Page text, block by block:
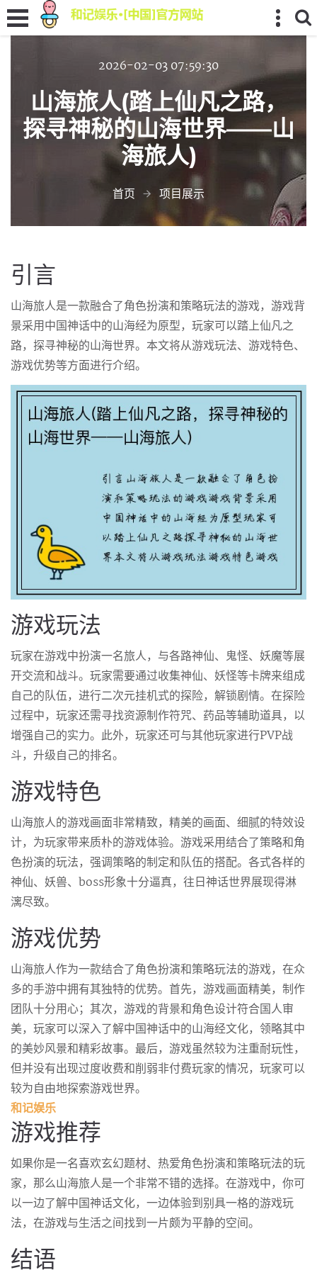
2026-02-03 07:59:30
山海旅人(踏上仙凡之路，
探寻神秘的山海世界——山
海旅人)
首页 项目展示
引言
山海旅人是一款融合了角色扮演和策略玩法的游戏，游戏背
景采用中国神话中的山海经为原型，玩家可以踏上仙凡之
路，探寻神秘的山海世界。本文将从游戏玩法、游戏特色、
游戏优势等方面进行介绍。
游戏玩法
玩家在游戏中扮演一名旅人，与各路神仙、鬼怪、妖魔等展
开交流和战斗。玩家需要通过收集神仙、妖怪等卡牌来组成
自己的队伍，进行二次元挂机式的探险，解锁剧情。在探险
过程中，玩家还需寻找资源制作符咒、药品等辅助道具，以
增强自己的实力。此外，玩家还可与其他玩家进行PVP战
斗，升级自己的排名。
游戏特色
山海旅人的游戏画面非常精致，精美的画面、细腻的特效设
计，为玩家带来质朴的游戏体验。游戏采用结合了策略和角
色扮演的玩法，强调策略的制定和队伍的搭配。各式各样的
神仙、妖兽、boss形象十分逼真，往日神话世界展现得淋
漓尽致。
游戏优势
山海旅人作为一款结合了角色扮演和策略玩法的游戏，在众
多的手游中拥有其独特的优势。首先，游戏画面精美，制作
团队十分用心；其次，游戏的背景和角色设计符合国人审
美，玩家可以深入了解中国神话中的山海经文化，领略其中
的美妙风景和精彩故事。最后，游戏虽然较为注重耐玩性，
但并没有出现过度收费和削弱非付费玩家的情况，玩家可以
较为自由地探索游戏世界。
和记娱乐
游戏推荐
如果你是一名喜欢玄幻题材、热爱角色扮演和策略玩法的玩
家，那么山海旅人是一个非常不错的选择。在游戏中，你可
以一边了解中国神话文化，一边体验到别具一格的游戏玩
法，在游戏与生活之间找到一片颇为平静的空间。
结语